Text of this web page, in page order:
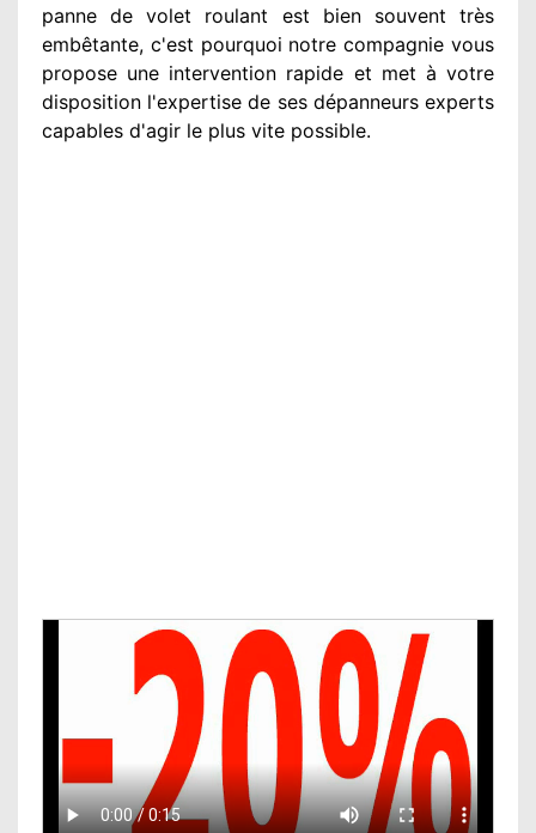
panne de volet roulant est bien souvent très
embêtante, c'est pourquoi notre compagnie vous
propose une intervention rapide et met à votre
disposition l'expertise de ses dépanneurs experts
capables d'agir le plus vite possible.